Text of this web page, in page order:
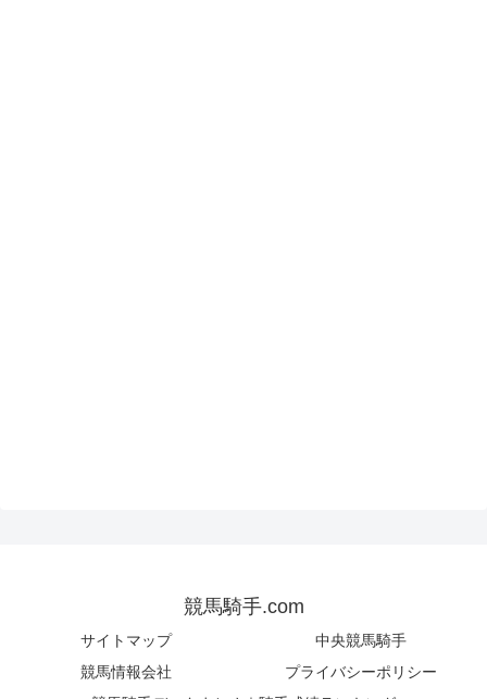
競馬騎手.com
サイトマップ
中央競馬騎手
競馬情報会社
プライバシーポリシー